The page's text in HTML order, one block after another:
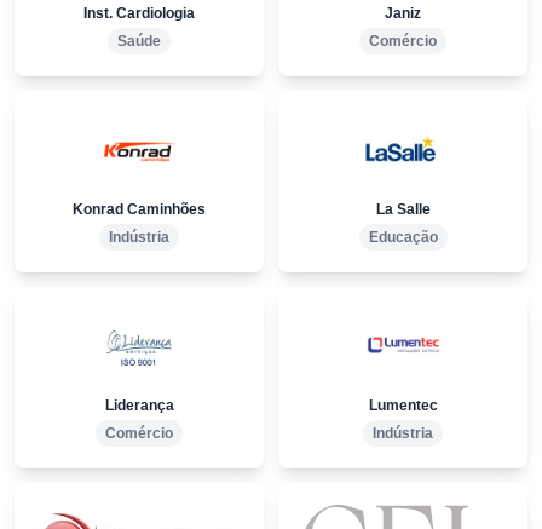
Inst. Cardiologia
Saúde
Janiz
Comércio
Konrad Caminhões
Indústria
La Salle
Educação
Liderança
Comércio
Lumentec
Indústria